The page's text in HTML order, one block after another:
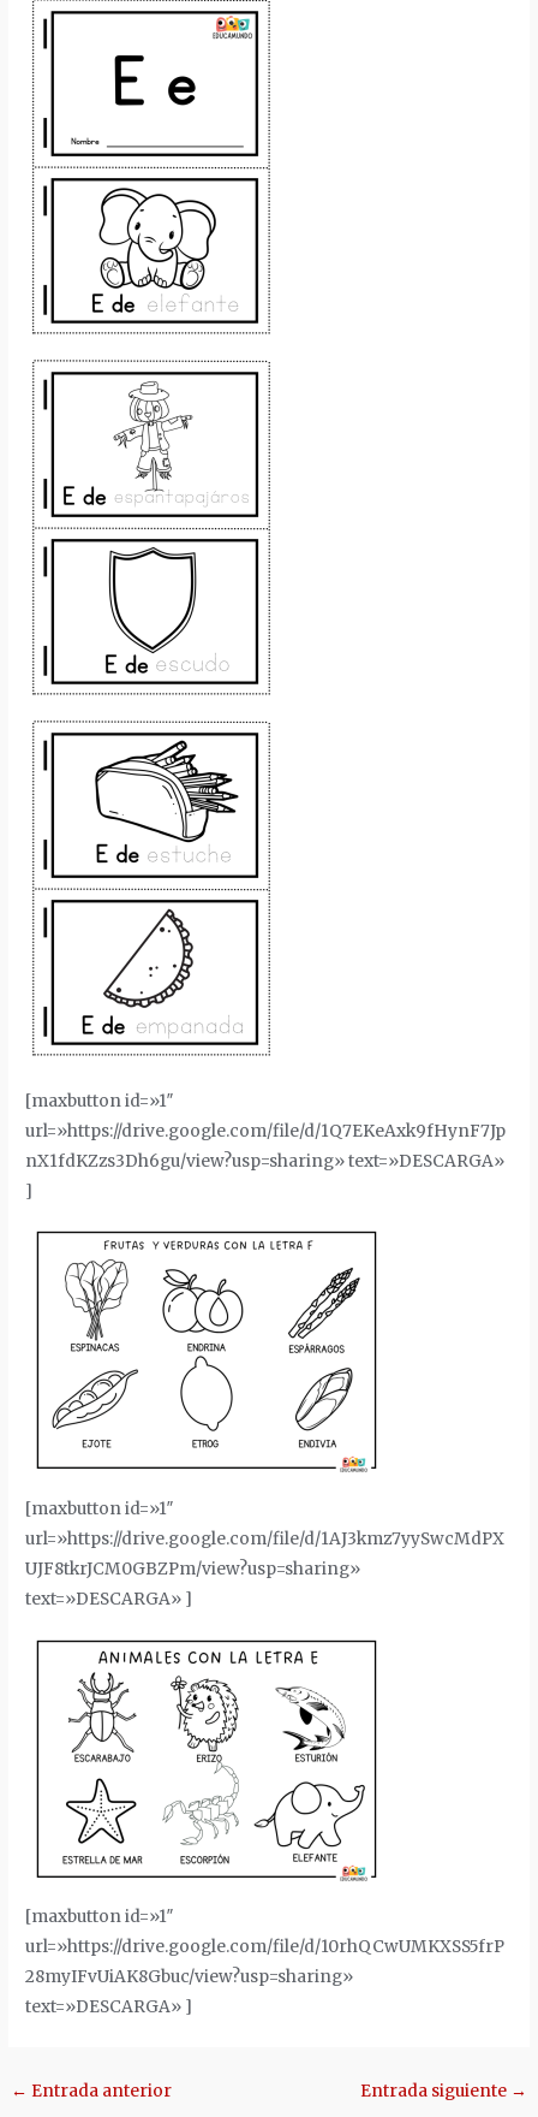
[maxbutton id=»1″
url=»https://drive.google.com/file/d/1Q7EKeAxk9fHynF7Jp
nX1fdKZzs3Dh6gu/view?usp=sharing» text=»DESCARGA»
]
[maxbutton id=»1″
url=»https://drive.google.com/file/d/1AJ3kmz7yySwcMdPX
UJF8tkrJCM0GBZPm/view?usp=sharing»
text=»DESCARGA» ]
[maxbutton id=»1″
url=»https://drive.google.com/file/d/10rhQCwUMKXSS5frP
28myIFvUiAK8Gbuc/view?usp=sharing»
text=»DESCARGA» ]
Navegación
← Entrada anterior Entrada siguiente →